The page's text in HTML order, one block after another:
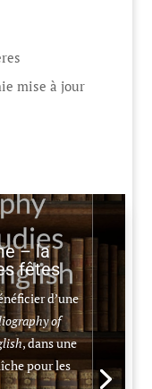
mise à jour
– la
fêtes
d’une
of
, dans une
pour les